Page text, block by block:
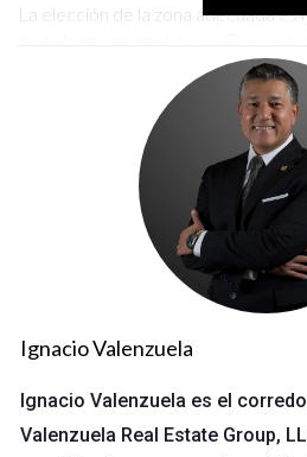
La elección de la zona adecuada
demográficos y económicos de
Observa variables como el
estabilidad del mercado y el
algunos puntos a considerar:
Densidad:
Opta por áreas
viviendas para maximizar tus
interacción.
Conectividad:Zonas bien
más compradores y inquilinos.
Conoce las
en las decisiones de compra.
Recuerda que no todas las áreas
investigar y comprender tu
tus estrategias de marketing de
Ignacio Valenzuela
Ignacio Valenzuela es el
Valenzuela Real Estate Group,